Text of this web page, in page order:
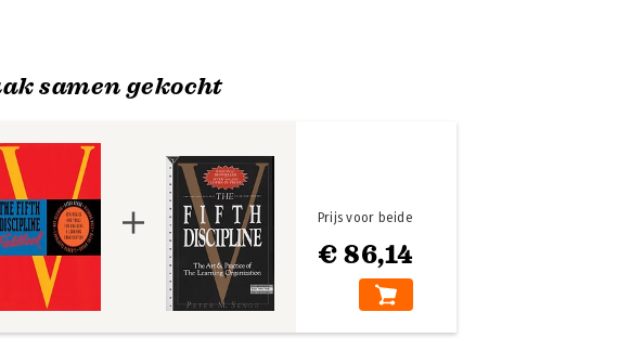
samen gekocht
€ 86,14
Prijs voor beide